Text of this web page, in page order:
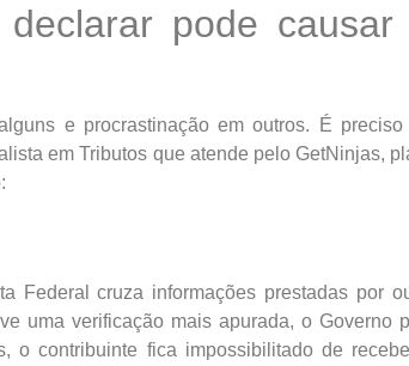
pode
e procrastinação em outros. É
em Tributos que atende pelo GetNinjas,
Federal cruza informações prestadas por
uma verificação mais apurada, o Governo
o contribuinte fica impossibilitado de